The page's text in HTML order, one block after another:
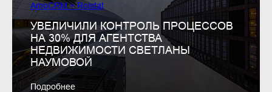
AmoCRM + Roistat
УВЕЛИЧИЛИ КОНТРОЛЬ ПРОЦЕССОВ
НА 30% ДЛЯ АГЕНТСТВА
НЕДВИЖИМОСТИ СВЕТЛАНЫ
НАУМОВОЙ
Подробнее